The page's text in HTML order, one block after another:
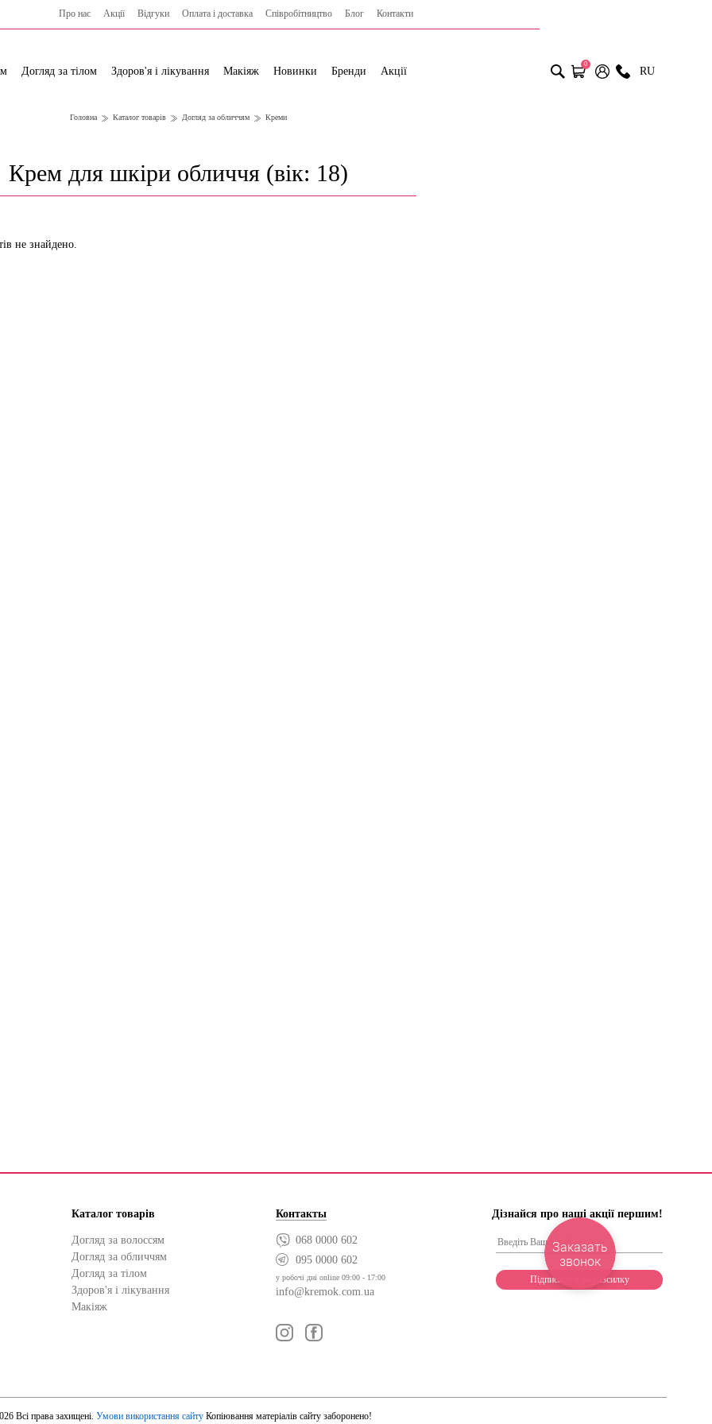
Про нас Акції Відгуки Оплата і доставка Cпівробітництво Блог Контакти
Догляд за тілом Здоров'я і лікування Макіяж Новинки Бренди Акції
0
RU
Головна Каталог товарів Догляд за обличчям Креми
Крем для шкіри обличчя (вік: 18)
не знайдено.
Каталог товарів
Догляд за волоссям
Догляд за обличчям
Догляд за тілом
Здоров'я і лікування
Макіяж
Контакты
068 0000 602
095 0000 602
у робочі дні online 09:00 - 17:00
info@kremok.com.ua
Дізнайся про наші акції першим!
Всі права захищені. Умови використання сайтуКопіювання матеріалів сайту заборонено!
Заказать
звонок